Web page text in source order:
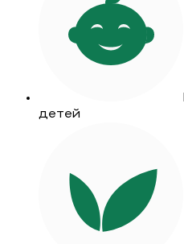
детей